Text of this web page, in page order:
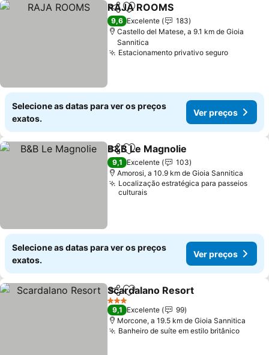
PartilharAdicionar aos favoritos
RAJA ROOMS
9,6 Excelente
183
Castello del Matese, a 9.1 km de Gioia
Sannitica
Estacionamento privativo seguroVer
Selecione as datas para ver os preços
exatos.
Ver preços
PartilharAdicionar aos favoritos
B&B Le Magnolie
9,1 Excelente
103
Amorosi, a 10.9 km de Gioia Sannitica
Localização estratégica para passeios
culturais
Selecione as datas para ver os preços
exatos.
Ver preços
PartilharAdicionar aos favoritos
Scardalano Resort
3 Estrelas
9,1 Excelente
99
Morcone, a 19.5 km de Gioia Sannitica
Banheiro de suíte em estilo britânicoVer